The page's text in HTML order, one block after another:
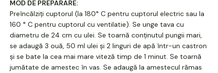
MOD DE PREPARARE:
Preîncălziți cuptorul (la 180° C pentru cuptorul electric sau la
160 ° C pentru cuptorul cu ventilatie). Se unge tava cu
diametru de 24 cm cu ulei. Se toarnă conținutul pungii mari,
se adaugă 3 ouă, 50 ml ulei și 2 linguri de apă într-un castron
și se bate la cea mai mare viteză timp de 1 minut. Se toarnă
jumătate de amestec în vas. Se adaugă la amestecul rămas